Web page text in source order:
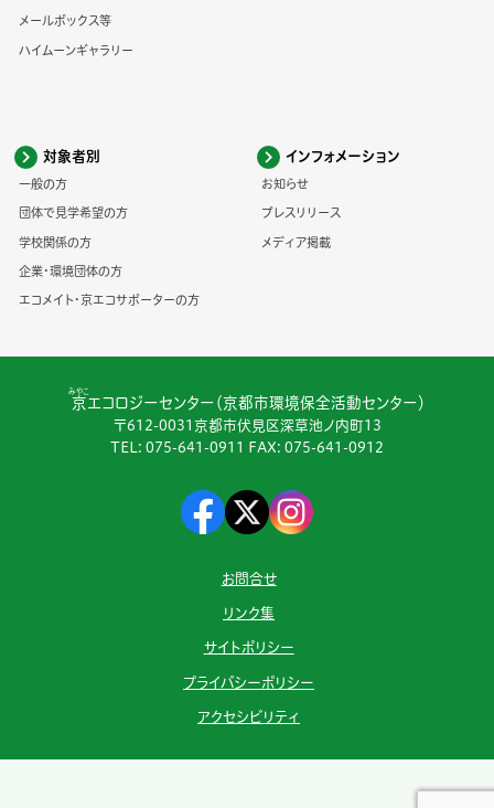
メールボックス等
ハイムーンギャラリー
対象者別
一般の方
団体で見学希望の方
学校関係の方
企業・環境団体の方
エコメイト・京エコサポーターの方
インフォメーション
お知らせ
プレスリリース
メディア掲載
京
みやこ
エコロジーセンター（京都市環境保全活動センター）
〒612-0031京都市伏見区深草池ノ内町13
TEL: 075-641-0911 FAX: 075-641-0912
お問合せ
リンク集
サイトポリシー
プライバシーポリシー
アクセシビリティ